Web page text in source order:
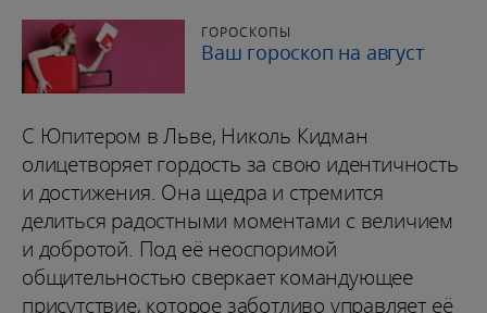
ГОРОСКОПЫ
Ваш гороскоп на август
С Юпитером в Льве, Николь Кидман
олицетворяет гордость за свою идентичность
и достижения. Она щедра и стремится
делиться радостными моментами с величием
и добротой. Под её неоспоримой
общительностью сверкает командующее
присутствие, которое заботливо управляет её